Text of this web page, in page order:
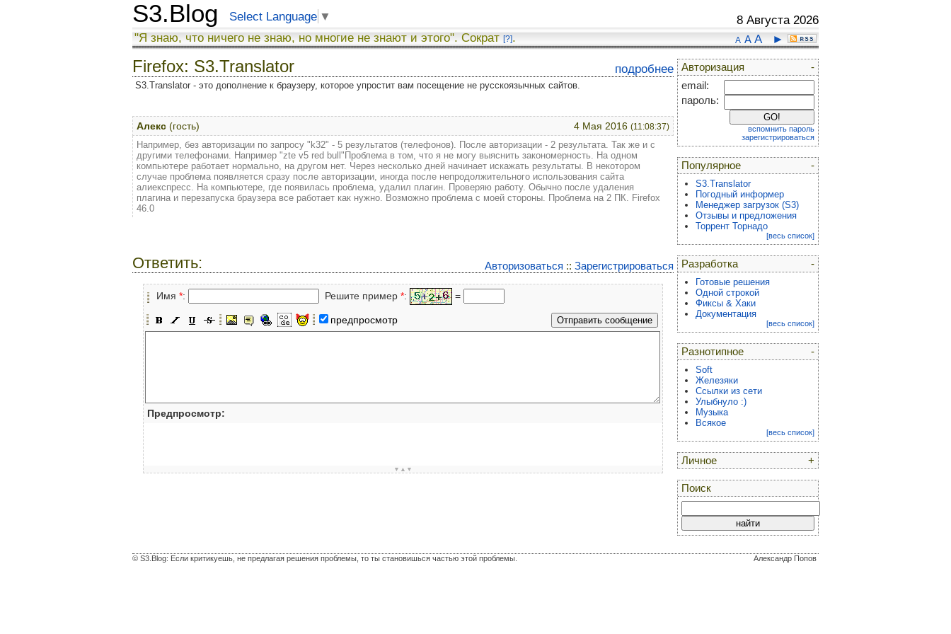
S3.Blog Select Language ▼ 8 Августа 2026
A A A ►
"Я знаю, что ничего не знаю, но многие не знают и этого". Сократ [?].
подробнее
Firefox: S3.Translator
S3.Translator - это дополнение к браузеру, которое упростит вам посещение не русскоязычных сайтов.
4 Мая 2016 (11:08:37)
Алекс (гость)
Например, без авторизации по запросу "k32" - 5 результатов (телефонов). После авторизации - 2 результата. Так же и с
другими телефонами. Например "zte v5 red bull"Проблема в том, что я не могу выяснить закономерность. На одном
компьютере работает нормально, на другом нет. Через несколько дней начинает искажать результаты. В некотором
случае проблема появляется сразу после авторизации, иногда после непродолжительного использования сайта
алиекспресс. На компьютере, где появилась проблема, удалил плагин. Проверяю работу. Обычно после удаления
плагина и перезапуска браузера все работает как нужно. Возможно проблема с моей стороны. Проблема на 2 ПК. Firefox
46.0
Авторизоваться :: Зарегистрироваться
Ответить:
Имя *: Решите пример *: =
предпросмотр
Предпросмотр:
▼▲▼
-
Авторизация
email:
пароль:
вспомнить пароль
зарегистрироваться
-
Популярное
S3.Translator
Погодный информер
Менеджер загрузок (S3)
Отзывы и предложения
Торрент Торнадо
[весь список]
-
Разработка
Готовые решения
Одной строкой
Фиксы & Хаки
Документация
[весь список]
-
Разнотипное
Soft
Железяки
Ссылки из сети
Улыбнуло :)
Музыка
Всякое
[весь список]
+
Личное
Поиск
Александр Попов
© S3.Blog: Если критикуешь, не предлагая решения проблемы, то ты становишься частью этой проблемы.